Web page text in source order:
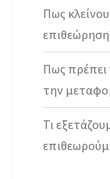
Πως
Πως πρέπει
την
Τι